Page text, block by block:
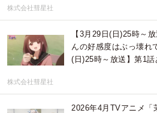
株式会社彗星社
【3月29日(日)25時～
んの好感度はぶっ壊れ
(日)25時～放送】第1話
株式会社彗星社
2026年4月TVアニメ「